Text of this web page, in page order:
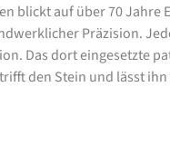
blickt auf über 70 Jahre
Präzision.
Das dort eingesetzte
den Stein und lässt